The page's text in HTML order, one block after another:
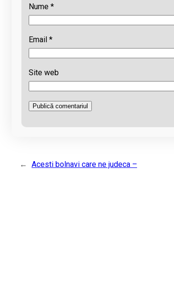
Nume *
Email *
Site web
← Acesti bolnavi care ne judeca –